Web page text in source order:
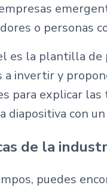
o personas
es la plantilla de
invertir y
para explicar
diapositiva con
de la
puedes